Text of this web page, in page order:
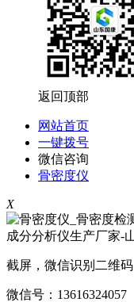
返回顶部
网站首页
一键拨号
微信咨询
骨密度仪
X
截屏，微信识别二维码
微信号： 13616324057